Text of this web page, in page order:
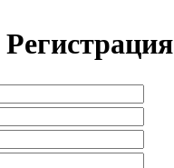
Регистрация